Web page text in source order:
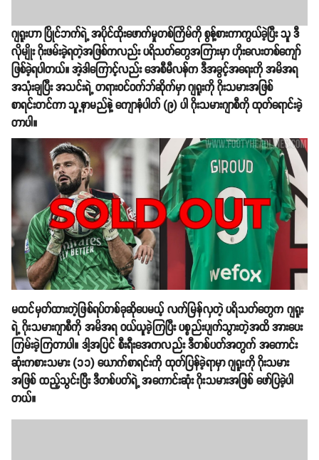
ဂျရူးဟာ ပြိုင်ဘက်ရဲ့ အပိုင်ထိုးဖောက်မှုတစ်ကြိမ်ကို စွန့်စားကာကွယ်ခဲ့ပြီး သူ ဒီ
လိုမျိုး ဂိုးဖမ်းခဲ့ရတဲ့အဖြစ်ကလည်း ပရိသတ်တွေအကြားမှာ ဟိုးလေးတစ်ကျော်
ဖြစ်ခဲ့ရပါတယ်။ အဲ့ဒါကြောင့်လည်း အေစီမီလန်က ဒီအခွင့်အရေးကို အမိအရ
အသုံးချပြီး အသင်းရဲ့ တရားဝင်ဝက်ဘ်ဆိုက်မှာ ဂျရူးကို ဂိုးသမားအဖြစ်
စာရင်းတင်ကာ သူ့နာမည်နဲ့ ကျောနံပါတ် (၉) ပါ ဂိုးသမားဂျာစီကို ထုတ်ရောင်းခဲ့
တာပါ။
မထင်မှတ်ထားတဲ့ဖြစ်ရပ်တစ်ခုဆိုပေမယ့် လက်မြန်လှတဲ့ ပရိသတ်တွေက ဂျရူး
ရဲ့ ဂိုးသမားဂျာစီကို အမိအရ ဝယ်ယူခဲ့ကြပြီး ပစ္စည်းပျက်သွားတဲ့အထိ အားပေး
ကြမ်းခဲ့ကြတာပါ။ ဒါ့အပြင် စီးရီးအေကလည်း ဒီတစ်ပတ်အတွက် အကောင်း
ဆုံးကစားသမား (၁၁)​ ယောက်စာရင်းကို ထုတ်ပြန်ခဲ့ရာမှာ ဂျရူးကို ဂိုးသမား
အဖြစ် ထည့်သွင်းပြီး ဒီတစ်ပတ်ရဲ့ အကောင်းဆုံး ဂိုးသမားအဖြစ် ဖော်ပြခဲ့ပါ
တယ်။